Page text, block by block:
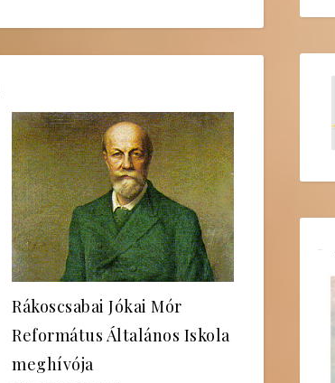
Rákoscsabai Jókai Mór
Református Általános Iskola
meghívója